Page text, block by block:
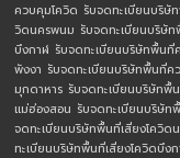
ควบคุมโควิด รับจดทะเบียนบริษั
วิดนครพนม รับจดทะเบียนบริษั
บึงกาฬ รับจดทะเบียนบริษัทพื้นที่
พังงา รับจดทะเบียนบริษัทพื้นที่ค
มุกดาหาร รับจดทะเบียนบริษัทพื้
แม่ฮ่องสอน รับจดทะเบียนบริษัท
จดทะเบียนบริษัทพื้นที่เสี่ยงโควิด
ทะเบียนบริษัทพื้นที่เสี่ยงโควิดบึง